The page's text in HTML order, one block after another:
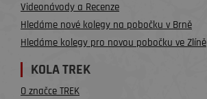
Videonávody a Recenze
Hledáme nové kolegy na pobočku v Brně
Hledáme kolegy pro novou pobočku ve Zlíně
KOLA TREK
O značce TREK